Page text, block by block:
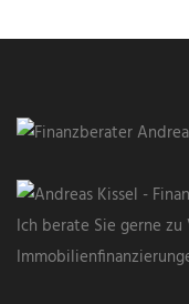
Ich berate Sie gerne